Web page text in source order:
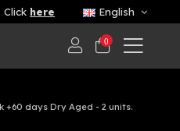
here English
0
+60 days Dry Aged - 2 units.